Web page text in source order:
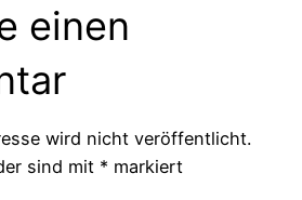
einen
wird nicht veröffentlicht.
sind mit * markiert